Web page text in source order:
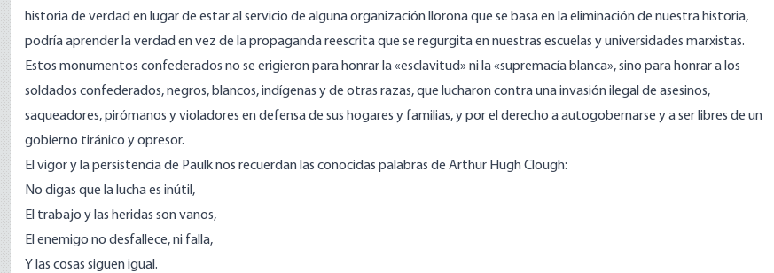
historia de verdad en lugar de estar al servicio de alguna organización llorona que se basa en la eliminación de nuestra historia,
podría aprender la verdad en vez de la propaganda reescrita que se regurgita en nuestras escuelas y universidades marxistas.
Estos monumentos confederados no se erigieron para honrar la «esclavitud» ni la «supremacía blanca», sino para honrar a los
soldados confederados, negros, blancos, indígenas y de otras razas, que lucharon contra una invasión ilegal de asesinos,
saqueadores, pirómanos y violadores en defensa de sus hogares y familias, y por el derecho a autogobernarse y a ser libres de un
gobierno tiránico y opresor.
El vigor y la persistencia de Paulk nos recuerdan las conocidas palabras de Arthur Hugh Clough:
No digas que la lucha es inútil,
El trabajo y las heridas son vanos,
El enemigo no desfallece, ni falla,
Y las cosas siguen igual.